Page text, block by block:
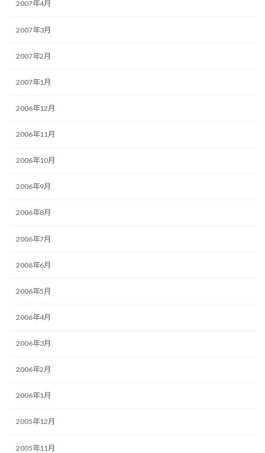
2007年4月
2007年3月
2007年2月
2007年1月
2006年12月
2006年11月
2006年10月
2006年9月
2006年8月
2006年7月
2006年6月
2006年5月
2006年4月
2006年3月
2006年2月
2006年1月
2005年12月
2005年11月